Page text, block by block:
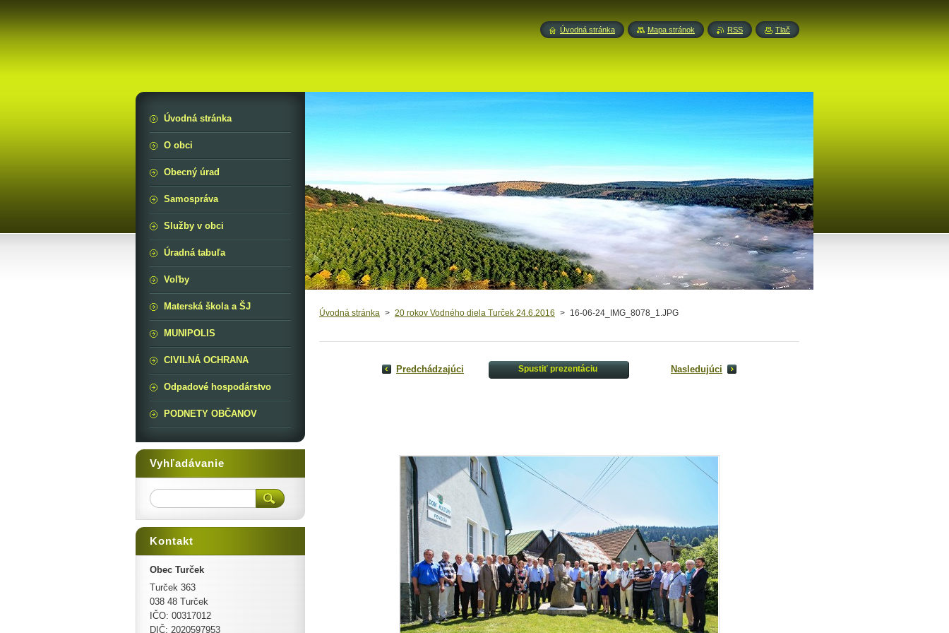
Úvodná stránka > 20 rokov Vodného diela Turček 24.6.2016 > 16-06-24_IMG_8078_1.JPG
Predchádzajúci Spustiť prezentáciu Nasledujúci
Úvodná stránka
O obci
Obecný úrad
Samospráva
Služby v obci
Úradná tabuľa
Voľby
Materská škola a ŠJ
MUNIPOLIS
CIVILNÁ OCHRANA
Odpadové hospodárstvo
PODNETY OBČANOV
Vyhľadávanie
Kontakt
Obec Turček
Turček 363
038 48 Turček
IČO: 00317012
DIČ: 2020597953
Úvodná stránka Mapa stránok RSS Tlač